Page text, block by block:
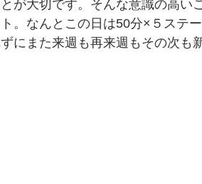
が大切です。そんな意識の高い
。なんとこの日は50分×５ステ
にまた来週も再来週もその次も